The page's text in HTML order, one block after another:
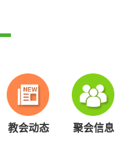
教会动态 聚会信息